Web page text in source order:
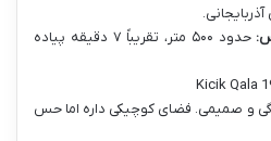
حدود ۵۰۰ متر، تقریباً ۷ دقیقه پیاده
و صمیمی. فضای کوچیکی داره اما حس